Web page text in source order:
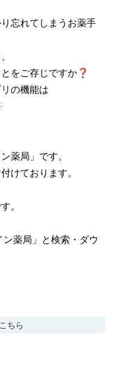
忘れてしまうお薬手
をご存じですか❓
の機能は
薬局」です。
けております。
。
薬局」と検索・ダウ
ちら